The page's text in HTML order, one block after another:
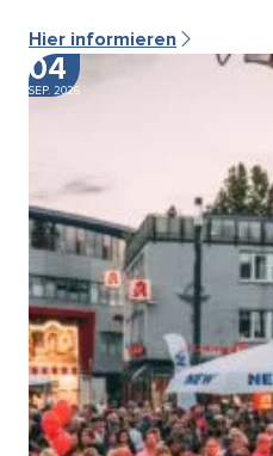
Hier informieren
04
SEP. 2026